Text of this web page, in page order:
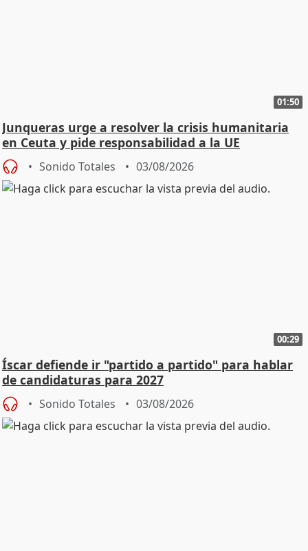
01:50
Junqueras urge a resolver la crisis humanitaria
en Ceuta y pide responsabilidad a la UE
Sonido Totales 03/08/2026
00:29
Íscar defiende ir "partido a partido" para hablar
de candidaturas para 2027
Sonido Totales 03/08/2026